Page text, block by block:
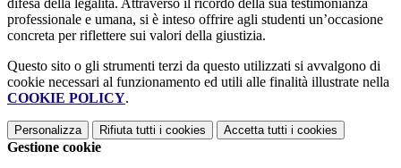
professionale e umana, si è inteso offrire agli studenti un’occasione
concreta per riflettere sui valori della giustizia.
Questo sito o gli strumenti terzi da questo utilizzati si avvalgono di
cookie necessari al funzionamento ed utili alle finalità illustrate nella
COOKIE POLICY.
Personalizza Rifiuta tutti i cookies Accetta tutti i cookies
Gestione cookie